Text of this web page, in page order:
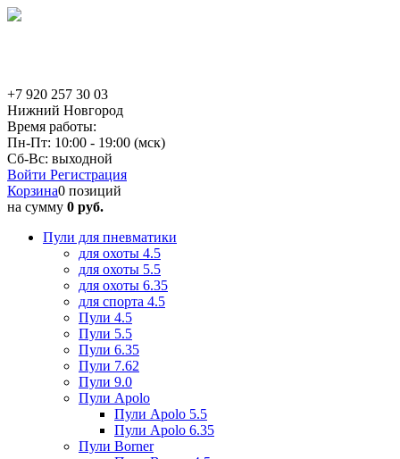
+7 920 257 30 03
Нижний Новгород
Время работы:
Пн-Пт: 10:00 - 19:00 (мск)
Сб-Вс: выходной
Войти Регистрация
Корзина0 позиций
на сумму 0 руб.
Пули для пневматики
для охоты 4.5
для охоты 5.5
для охоты 6.35
для спорта 4.5
Пули 4.5
Пули 5.5
Пули 6.35
Пули 7.62
Пули 9.0
Пули Apolo
Пули Apolo 5.5
Пули Apolo 6.35
Пули Borner